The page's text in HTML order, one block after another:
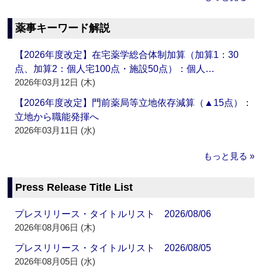
薬事キーワード解説
【2026年度改定】在宅薬学総合体制加算（加算1：30
点、加算2：個人宅100点・施設50点）：個人…
2026年03月12日 (木)
【2026年度改定】門前薬局等立地依存減算（▲15点）：
立地から職能発揮へ
2026年03月11日 (水)
もっと見る »
Press Release Title List
プレスリリース・タイトルリスト 2026/08/06
2026年08月06日 (木)
プレスリリース・タイトルリスト 2026/08/05
2026年08月05日 (水)